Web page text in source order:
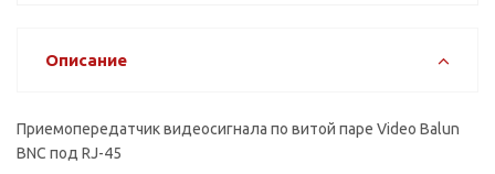
Описание
Приемопередатчик видеосигнала по витой паре Video Вalun
BNC под RJ-45